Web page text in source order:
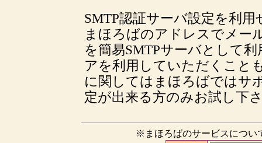
SMTP認証サーバ設定を利
まほろばのアドレスでメー
を簡易SMTPサーバとして
アを利用していただくこと
に関してはまほろばではサ
定が出来る方のみお試し下
※まほろばのサービスについ